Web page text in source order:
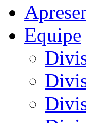
Equipe